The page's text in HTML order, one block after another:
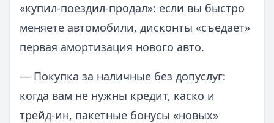
«купил‑поездил‑продал»: если вы быстро
меняете автомобили, дисконты «съедает»
первая амортизация нового авто.
— Покупка за наличные без допуслуг:
когда вам не нужны кредит, каско и
трейд‑ин, пакетные бонусы «новых»